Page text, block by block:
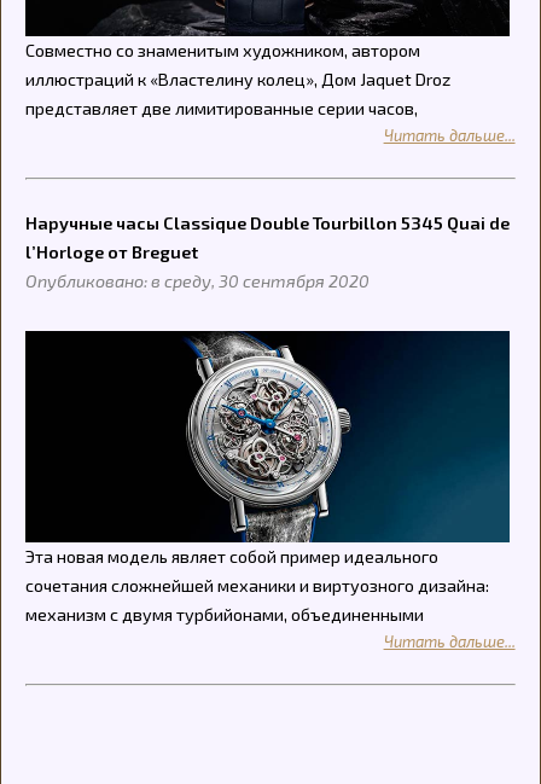
Совместно со знаменитым художником, автором
иллюстраций к «Властелину колец», Дом Jaquet Droz
представляет две лимитированные серии часов,
Читать дальше...
Наручные часы Classique Double Tourbillon 5345 Quai de
l’Horloge от Breguet
Опубликовано: в среду, 30 сентября 2020
Эта новая модель являет собой пример идеального
сочетания сложнейшей механики и виртуозного дизайна:
механизм с двумя турбийонами, объединенными
Читать дальше...